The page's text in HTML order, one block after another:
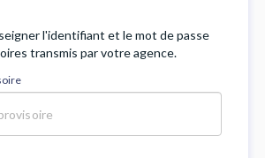
l'identifiant et le mot de passe
transmis par votre agence.